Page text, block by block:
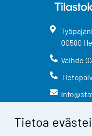
Tietoa
00580
Vaihde